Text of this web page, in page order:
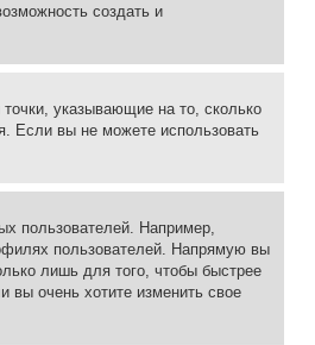
создать и
указывающие на то, сколько
Если вы не можете использовать
пользователей. Например,
пользователей. Напрямую вы
лишь для того, чтобы быстрее
вы очень хотите изменить свое